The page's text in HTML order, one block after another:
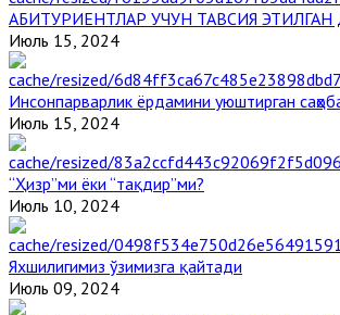
АБИТУРИЕНТЛАР УЧУН ТАВСИЯ
Июль 15, 2024
Инсонпарварлик ёрдамини уюштирган
Июль 15, 2024
“Ҳизр”ми ёки “тақдир”ми?
Июль 10, 2024
Яхшилигимиз ўзимизга қайтади
Июль 09, 2024